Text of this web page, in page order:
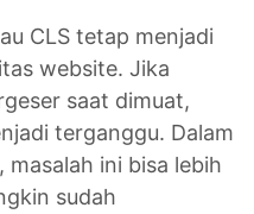
CLS tetap menjadi
website. Jika
saat dimuat,
terganggu. Dalam
ini bisa lebih
sudah